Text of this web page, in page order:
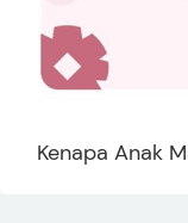
Kenapa Anak